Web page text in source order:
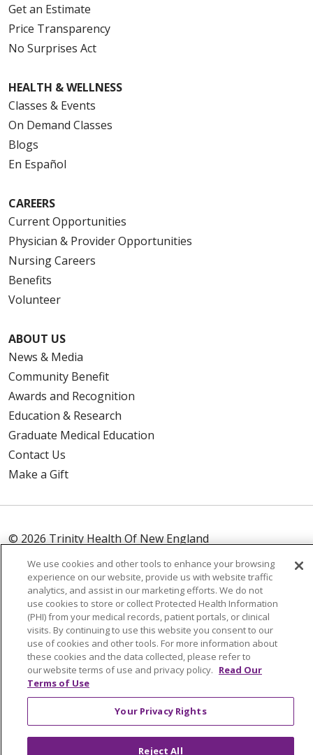
Get an Estimate
Price Transparency
No Surprises Act
HEALTH & WELLNESS
Classes & Events
On Demand Classes
Blogs
En Español
CAREERS
Current Opportunities
Physician & Provider Opportunities
Nursing Careers
Benefits
Volunteer
ABOUT US
News & Media
Community Benefit
Awards and Recognition
Education & Research
Graduate Medical Education
Contact Us
Make a Gift
© 2026 Trinity Health Of New England
TERMS OF USE AND ONLINE PRIVACY
YOUR PRIVACY RIGHTS
COOKIE LIST
NOTICE OF PRIVACY PRACTICES
NOTICE OF NONDISCRIMINATION
FOR COLLEAGUES
FOR PHYSICIANS
PUBLIC NOTICES
FORM 990 SCHEDULE H
PUBLIC ANNOUNCEMENT CONCERNING A
PROPOSED HEALTH CARE PROJECT
EMAIL ERROR INCIDENT
We use cookies and other tools to enhance your browsing
experience on our website, provide us with website traffic
analytics, and assist in our marketing efforts. We do not
use cookies to store or collect Protected Health Information
(PHI) from your medical records, patient portals, or clinical
visits. By continuing to use this website you consent to our
use of cookies and other tools. For more information about
these cookies and the data collected, please refer to
our website terms of use and privacy policy. Read Our
Terms of Use
Your Privacy Rights
Reject All